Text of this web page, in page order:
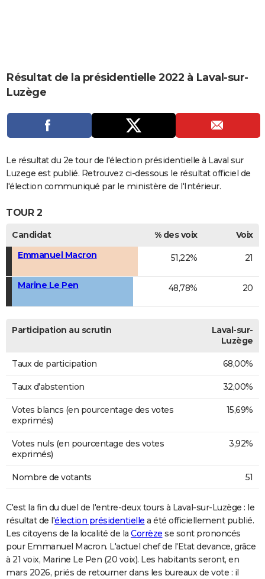
CARTE DE VOEUX
Dictionnaire
Biographies
Expressions
Proverbes
PROGRAMME TV
COPAINS D'AVANT
S'inscrire
Se connecter
Lycées
Collèges
Primaires
Universités
Entreprises
Service militaire
Avis de recherche
AVIS DE DÉCÈS
Résultat de la présidentielle 2022 à Laval-sur-
Luzège
Le résultat du 2e tour de l'élection présidentielle à Laval sur
Luzege est publié. Retrouvez ci-dessous le résultat officiel de
l'élection communiqué par le ministère de l'Intérieur.
TOUR 2
Candidat % des voix
Voix
Emmanuel Macron
51,22% 21
Marine Le Pen 48,78% 20
Participation au scrutin
Laval-sur-
Luzège
Taux de participation 68,00%
Taux d'abstention 32,00%
Votes blancs (en pourcentage des votes
exprimés)
15,69%
Votes nuls (en pourcentage des votes
exprimés)
3,92%
Nombre de votants 51
C'est la fin du duel de l'entre-deux tours à Laval-sur-Luzège : le
résultat de l'élection présidentielle a été officiellement publié.
Les citoyens de la localité de la Corrèze se sont prononcés
pour Emmanuel Macron. L'actuel chef de l'Etat devance, grâce
à 21 voix, Marine Le Pen (20 voix). Les habitants seront, en
mars 2026, priés de retourner dans les bureaux de vote : il